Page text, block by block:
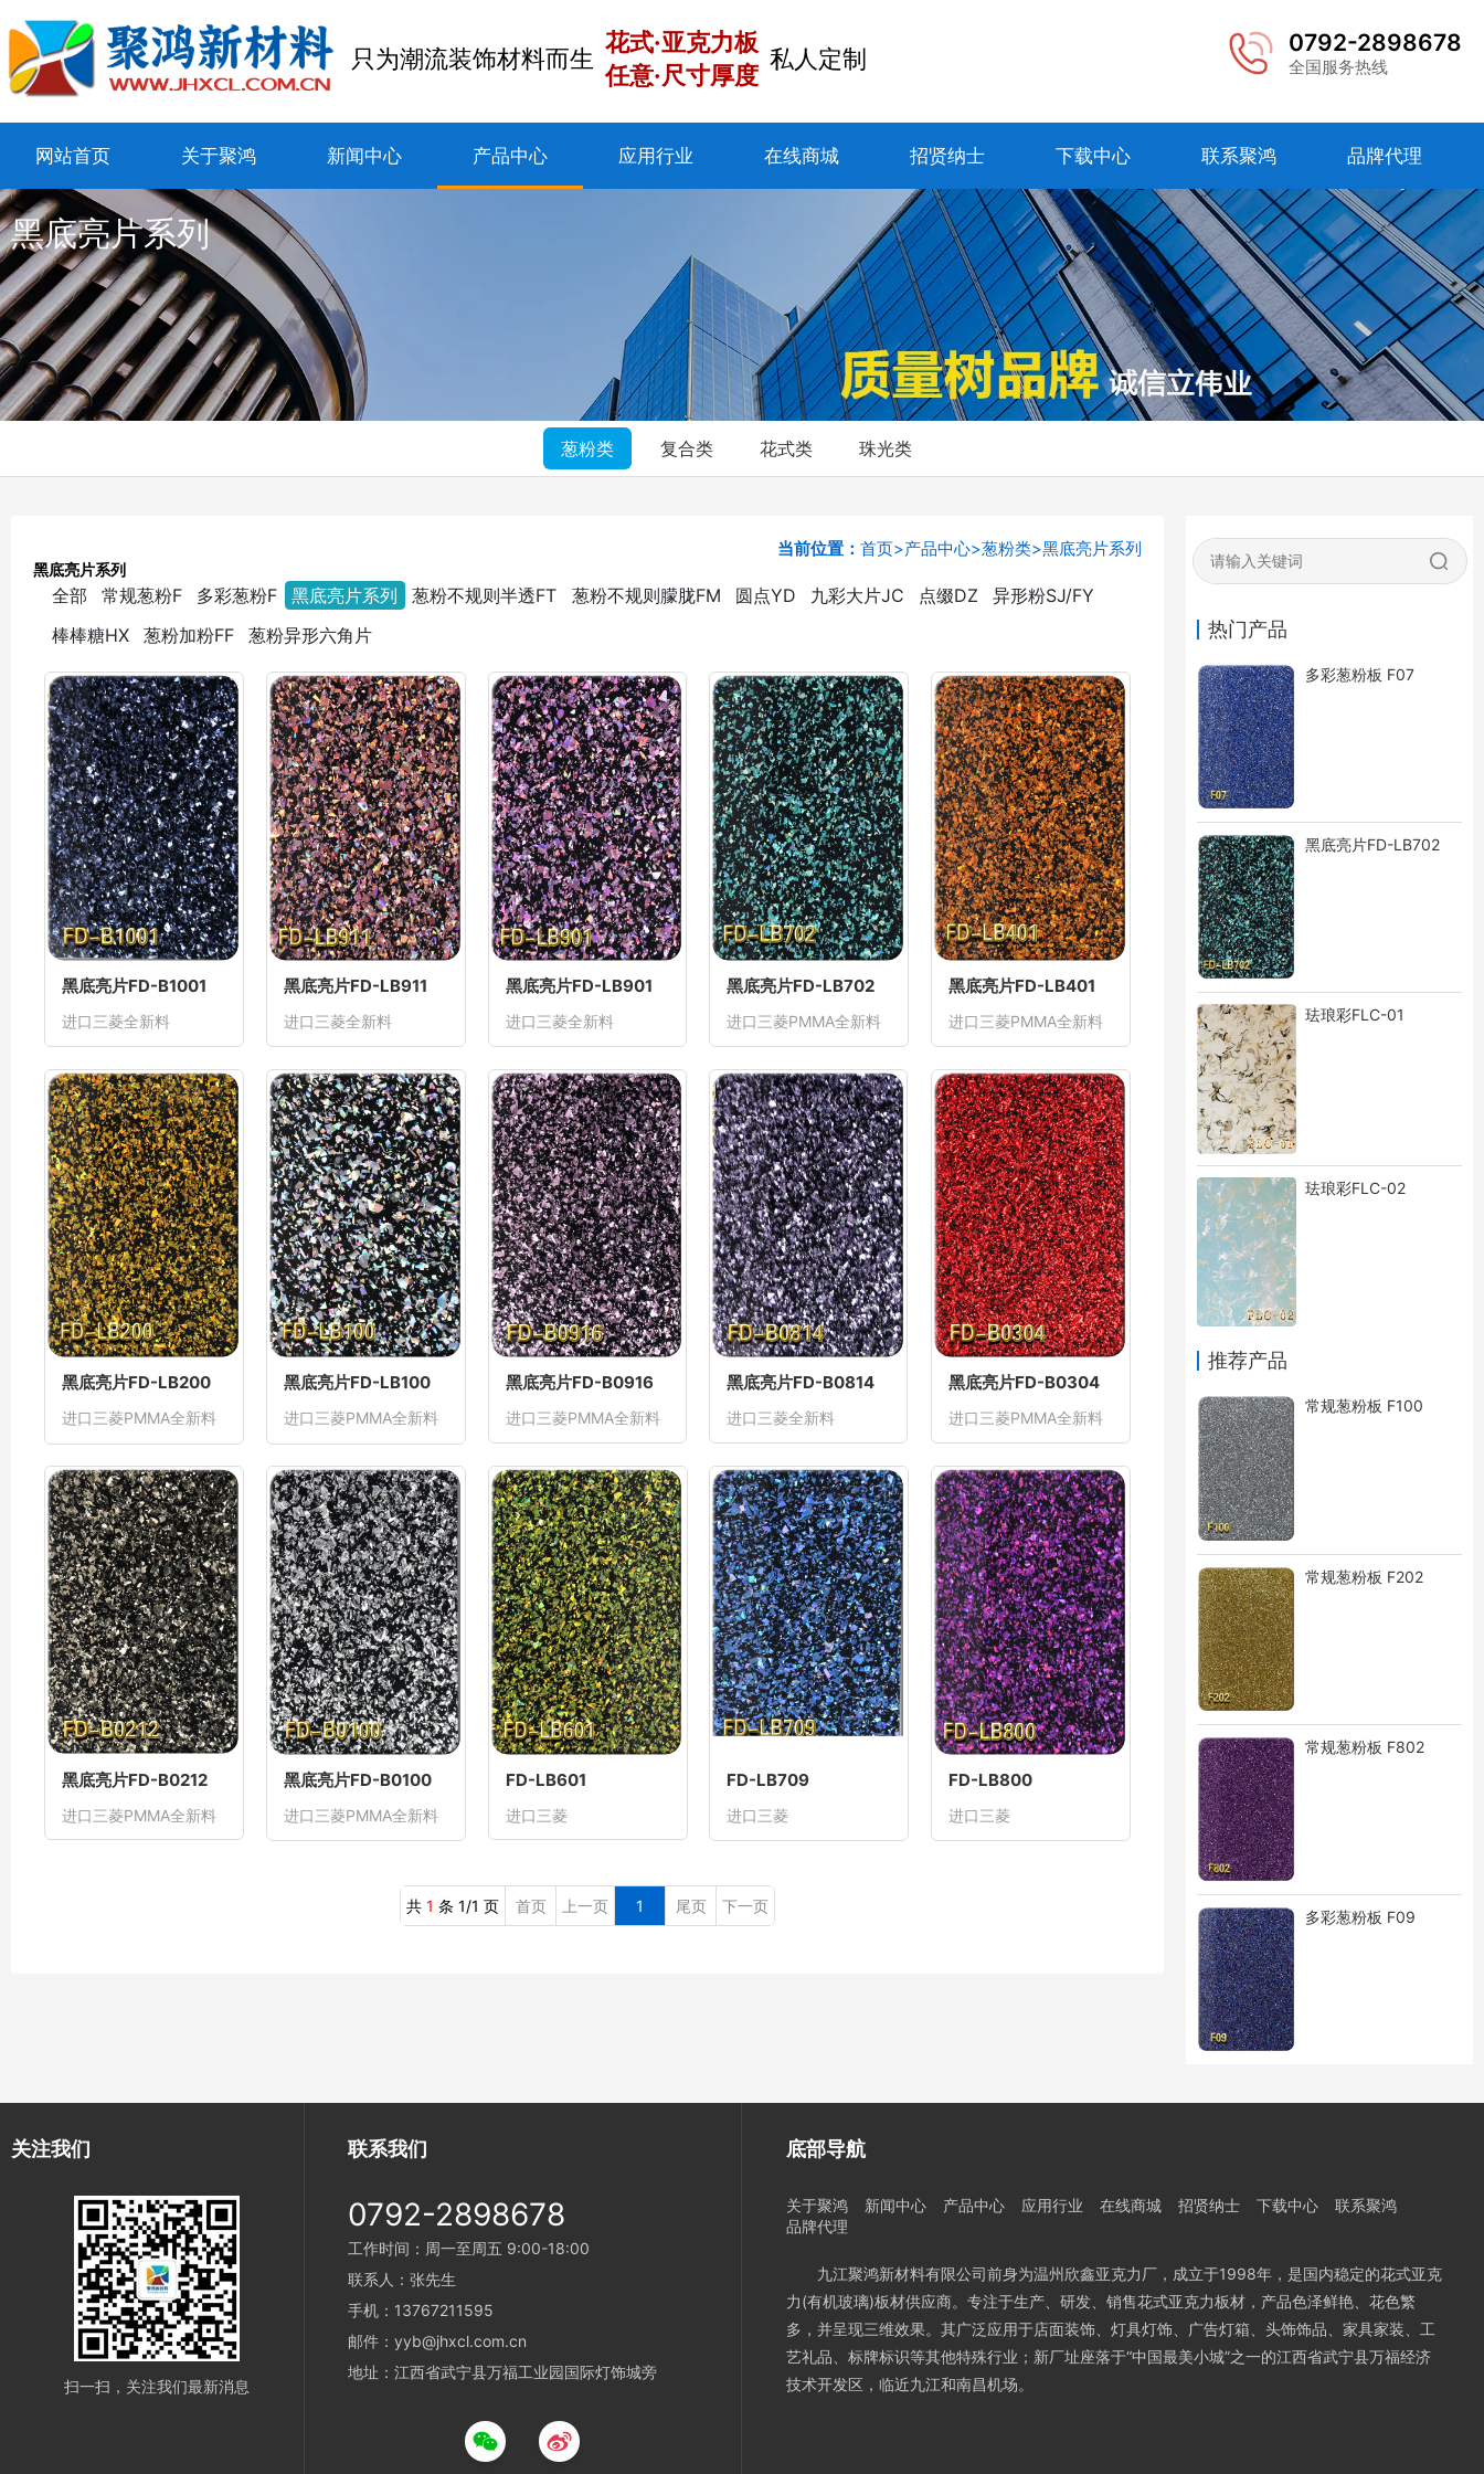
0792-2898678
全国服务热线
只为潮流装饰材料而生
花式·亚克力板
任意·尺寸厚度
私人定制
网站首页 关于聚鸿 新闻中心 产品中心 应用行业 在线商城 招贤纳士 下载中心 联系聚鸿 品牌代理
黑底亮片系列
葱粉类 复合类 花式类 珠光类
热门产品
多彩葱粉板 F07
黑底亮片FD-LB702
珐琅彩FLC-01
珐琅彩FLC-02
推荐产品
常规葱粉板 F100
常规葱粉板 F202
常规葱粉板 F802
多彩葱粉板 F09
当前位置： 首页>产品中心>葱粉类>黑底亮片系列
黑底亮片系列
全部 常规葱粉F 多彩葱粉F 黑底亮片系列 葱粉不规则半透FT 葱粉不规则朦胧FM 圆点YD 九彩大片JC 点缀DZ
异形粉SJ/FY
棒棒糖HX
葱粉加粉FF 葱粉异形六角片
黑底亮片FD-B1001
进口三菱全新料
黑底亮片FD-LB911
进口三菱全新料
黑底亮片FD-LB901
进口三菱全新料
黑底亮片FD-LB702
进口三菱PMMA全新料
黑底亮片FD-LB401
进口三菱PMMA全新料
黑底亮片FD-LB200
进口三菱PMMA全新料
黑底亮片FD-LB100
进口三菱PMMA全新料
黑底亮片FD-B0916
进口三菱PMMA全新料
黑底亮片FD-B0814
进口三菱全新料
黑底亮片FD-B0304
进口三菱PMMA全新料
黑底亮片FD-B0212
进口三菱PMMA全新料
黑底亮片FD-B0100
进口三菱PMMA全新料
FD-LB601
进口三菱
FD-LB709
进口三菱
FD-LB800
进口三菱
共 1 条 1/1 页 首页 上一页 1 尾页 下一页
关注我们
扫一扫，关注我们最新消息
联系我们
0792-2898678
工作时间：周一至周五 9:00-18:00
联系人：张先生
手机：13767211595
邮件：yyb@jhxcl.com.cn
地址：江西省武宁县万福工业园国际灯饰城旁
底部导航
关于聚鸿 新闻中心 产品中心 应用行业 在线商城 招贤纳士 下载中心
联系聚鸿
品牌代理
九江聚鸿新材料有限公司前身为温州欣鑫亚克力厂，成立于1998年，是国内稳定的花式亚克
力(有机玻璃)板材供应商。专注于生产、研发、销售花式亚克力板材，产品色泽鲜艳、花色繁
多，并呈现三维效果。其广泛应用于店面装饰、灯具灯饰、广告灯箱、头饰饰品、家具家装、工
艺礼品、标牌标识等其他特殊行业；新厂址座落于“中国最美小城”之一的江西省武宁县万福经济
技术开发区，临近九江和南昌机场。